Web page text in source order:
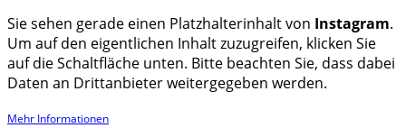
Sie sehen gerade einen Platzhalterinhalt von Instagram.
Um auf den eigentlichen Inhalt zuzugreifen, klicken Sie
auf die Schaltfläche unten. Bitte beachten Sie, dass dabei
Daten an Drittanbieter weitergegeben werden.
Mehr Informationen